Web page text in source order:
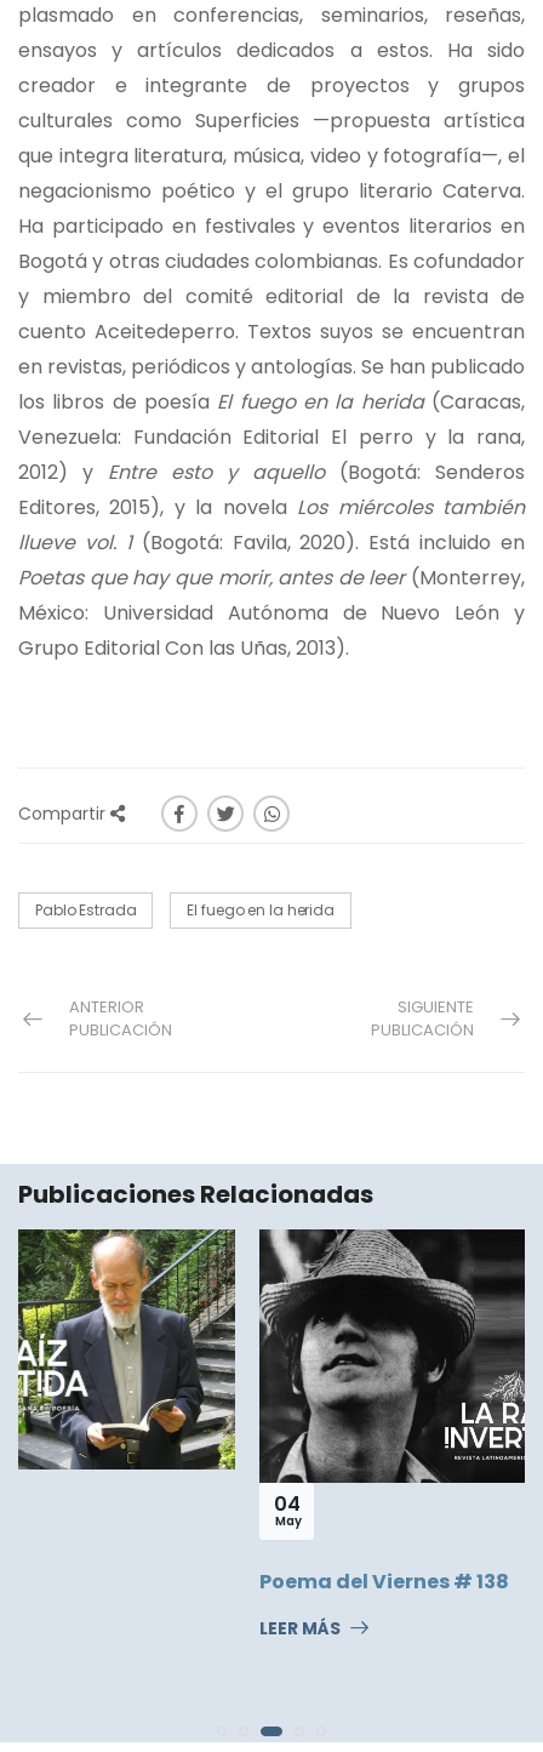
plasmado en conferencias, seminarios, reseñas,
ensayos y artículos dedicados a estos. Ha sido
creador e integrante de proyectos y grupos
culturales como Superficies —propuesta artística
que integra literatura, música, video y fotografía—, el
negacionismo poético y el grupo literario Caterva.
Ha participado en festivales y eventos literarios en
Bogotá y otras ciudades colombianas. Es cofundador
y miembro del comité editorial de la revista de
cuento Aceitedeperro. Textos suyos se encuentran
en revistas, periódicos y antologías. Se han publicado
los libros de poesía El fuego en la herida(Caracas,
Venezuela: Fundación Editorial El perro y la rana,
2012) y Entre esto y aquello(Bogotá: Senderos
Editores, 2015), y la novela Los miércoles también
llueve vol. 1(Bogotá: Favila, 2020). Está incluido en
Poetas que hay que morir, antes de leer(Monterrey,
México: Universidad Autónoma de Nuevo León y
Grupo Editorial Con las Uñas, 2013).
Compartir
Pablo Estrada El fuego en la herida
ANTERIOR
PUBLICACIÓN
SIGUIENTE
PUBLICACIÓN
Publicaciones Relacionadas
Poema del Viernes # 138